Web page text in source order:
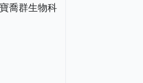
寶喬群生物科